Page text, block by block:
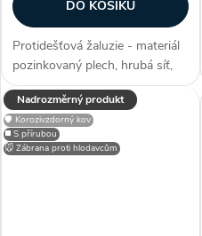
DO KOŠÍKU
Protidešťová žaluzie - materiál
pozinkovaný plech, hrubá síť,
efektivní plocha sef 1,4652 m²,
snadno přizpůsobitelné díky
možnosti lakování RAL, zakryje
stavební otvory, užívané...
Nadrozměrný produkt
◼️ S přírubou
🛡️ Korozivzdorný kov
🐭 Zábrana proti hlodavcům